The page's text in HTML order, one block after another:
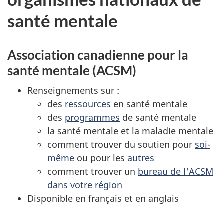
santé mentale
Association canadienne pour la
santé mentale (ACSM)
Renseignements sur :
des ressources en santé mentale
des programmes de santé mentale
la santé mentale et la maladie mentale
comment trouver du soutien pour soi-
même ou pour les autres
comment trouver un bureau de l'ACSM
dans votre région
Disponible en français et en anglais